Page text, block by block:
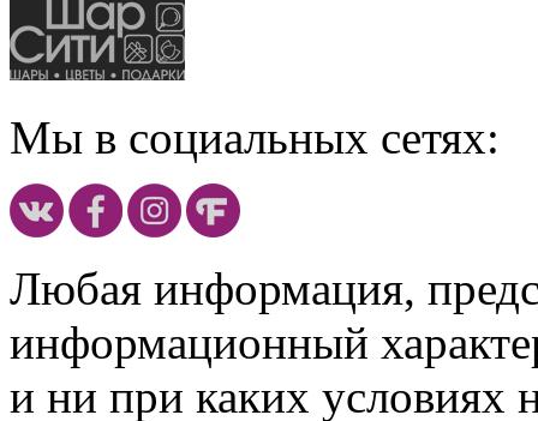
Мы в социальных сетях:
Любая информация,
информационный
и ни при каких условиях